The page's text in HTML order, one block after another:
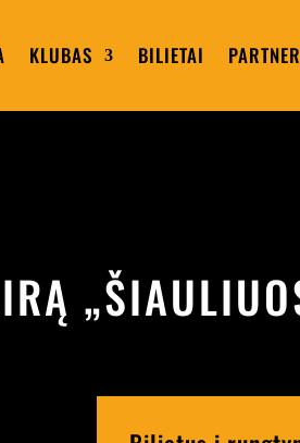
KLUBAS BILIETAI